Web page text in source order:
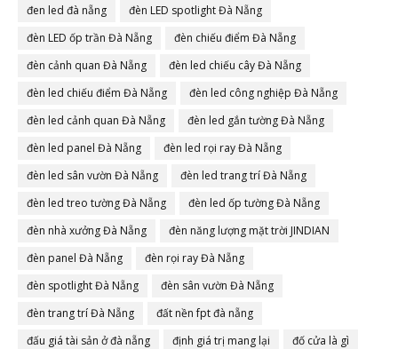
đen led đà nẵng
đèn LED spotlight Đà Nẵng
đèn LED ốp trần Đà Nẵng
đèn chiếu điểm Đà Nẵng
đèn cảnh quan Đà Nẵng
đèn led chiếu cây Đà Nẵng
đèn led chiếu điểm Đà Nẵng
đèn led công nghiệp Đà Nẵng
đèn led cảnh quan Đà Nẵng
đèn led gắn tường Đà Nẵng
đèn led panel Đà Nẵng
đèn led rọi ray Đà Nẵng
đèn led sân vườn Đà Nẵng
đèn led trang trí Đà Nẵng
đèn led treo tường Đà Nẵng
đèn led ốp tường Đà Nẵng
đèn nhà xưởng Đà Nẵng
đèn năng lượng mặt trời JINDIAN
đèn panel Đà Nẵng
đèn rọi ray Đà Nẵng
đèn spotlight Đà Nẵng
đèn sân vườn Đà Nẵng
đèn trang trí Đà Nẵng
đất nền fpt đà nẵng
đấu giá tài sản ở đà nẵng
định giá trị mang lại
đố cửa là gì